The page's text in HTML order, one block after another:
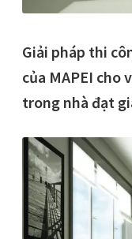
Giải pháp thi
của MAPEI cho
trong nhà đạt